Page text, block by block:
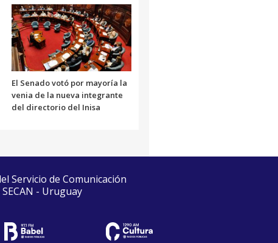
El Senado votó por mayoría la
venia de la nueva integrante
del directorio del Inisa
Servicio de Comunicación
- Uruguay